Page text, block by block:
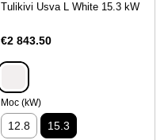
Tulikivi Usva L White 15.3 kW
€2 843.50
Moc (kW)
12.8 15.3